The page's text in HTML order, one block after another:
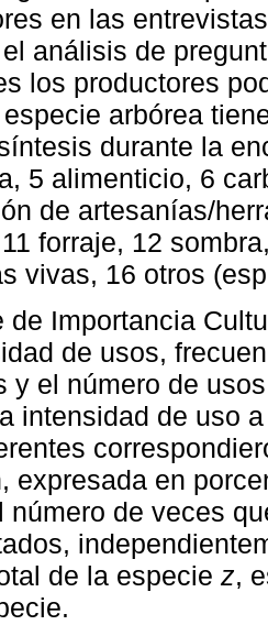
en las
análisis de
los productores
arbórea
durante la
5 alimenticio, 6
de artesanías/
forraje, 12
vivas, 16 otros
de Importancia
de usos,
y el número de
intensidad de uso
expresada en
número de veces
de la especie z,